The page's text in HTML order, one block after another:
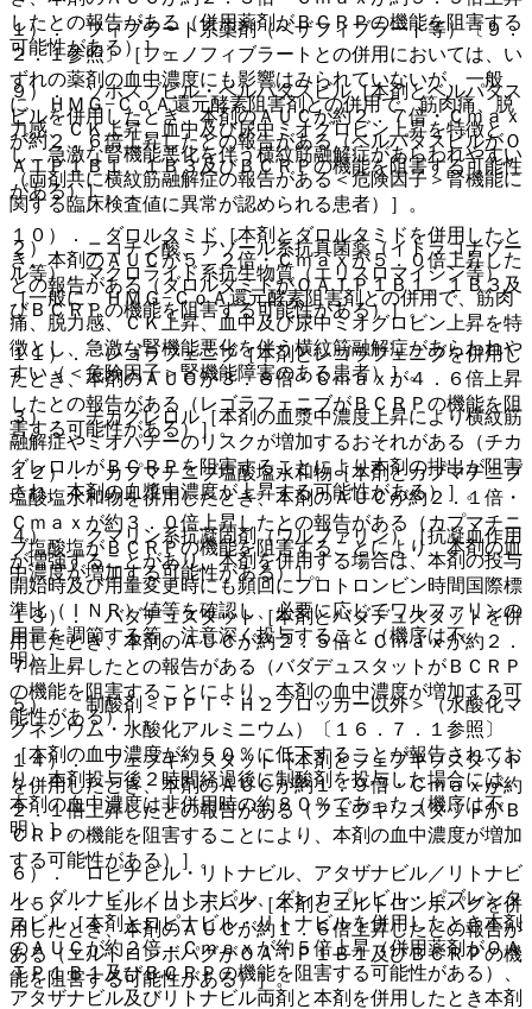
したとの報告がある（併用薬剤がＢＣＲＰの機能を阻害する
可能性がある）］。
９）． ソホスブビル・ベルパタスビル［本剤とベルパタス
ビルを併用したとき、本剤のＡＵＣが約２．７倍・Ｃｍａｘ
が約２．６倍上昇したとの報告がある（ベルパタスビルがＯ
ＡＴＰ１Ｂ１、１Ｂ３及びＢＣＲＰの機能を阻害する可能性
がある）］。
１０）． ダロルタミド［本剤とダロルタミドを併用したと
き、本剤のＡＵＣが５．２倍・Ｃｍａｘが５．０倍上昇した
との報告がある（ダロルタミドがＯＡＴＰ１Ｂ１、１Ｂ３及
びＢＣＲＰの機能を阻害する可能性がある）］。
１１）． レゴラフェニブ［本剤とレゴラフェニブを併用し
たとき、本剤のＡＵＣが３．８倍・Ｃｍａｘが４．６倍上昇
したとの報告がある（レゴラフェニブがＢＣＲＰの機能を阻
害する可能性がある）］。
１２）． カプマチニブ塩酸塩水和物［本剤とカプマチニブ
塩酸塩水和物を併用したとき、本剤のＡＵＣが約２．１倍・
Ｃｍａｘが約３．０倍上昇したとの報告がある（カプマチニ
ブ塩酸塩がＢＣＲＰの機能を阻害することにより、本剤の血
中濃度が増加する可能性がある）］。
１３）． バダデュスタット［本剤とバダデュスタットを併
用したとき、本剤のＡＵＣが約２．５倍・Ｃｍａｘが約２．
７倍上昇したとの報告がある（バダデュスタットがＢＣＲＰ
の機能を阻害することにより、本剤の血中濃度が増加する可
能性がある）］。
１４）． フェブキソスタット［本剤とフェブキソスタット
を併用したとき、本剤のＡＵＣが約１．９倍・Ｃｍａｘが約
２．１倍上昇したとの報告がある（フェブキソスタットがＢ
ＣＲＰの機能を阻害することにより、本剤の血中濃度が増加
する可能性がある）］。
１５）． エルトロンボパグ［本剤とエルトロンボパグを併
用したとき、本剤のＡＵＣが約１．６倍上昇したとの報告が
ある（エルトロンボパグがＯＡＴＰ１Ｂ１及びＢＣＲＰの機
能を阻害する可能性がある）］。
１）． フィブラート系薬剤（ベザフィブラート等）〔９．
２．１参照〕［フェノフィブラートとの併用においては、い
ずれの薬剤の血中濃度にも影響はみられていないが、一般
に、ＨＭＧ−ＣｏＡ還元酵素阻害剤との併用で、筋肉痛、脱
力感、ＣＫ上昇、血中及び尿中ミオグロビン上昇を特徴と
し、急激な腎機能悪化を伴う横紋筋融解症があらわれやすい
（両剤共に横紋筋融解症の報告がある＜危険因子＞腎機能に
関する臨床検査値に異常が認められる患者）］。
２）． ニコチン酸、アゾール系抗真菌薬（イトラコナゾー
ル等）、マクロライド系抗生物質（エリスロマイシン等）
［一般に、ＨＭＧ−ＣｏＡ還元酵素阻害剤との併用で、筋肉
痛、脱力感、ＣＫ上昇、血中及び尿中ミオグロビン上昇を特
徴とし、急激な腎機能悪化を伴う横紋筋融解症があらわれや
すい（＜危険因子＞腎機能障害のある患者）］。
３）． チカグレロル［本剤の血漿中濃度上昇により横紋筋
融解症やミオパチーのリスクが増加するおそれがある（チカ
グレロルがＢＣＲＰを阻害することにより本剤の排出が阻害
され、本剤の血漿中濃度が上昇する可能性がある）］。
４）． クマリン系抗凝固剤（ワルファリン）［抗凝血作用
が増強することがあり、本剤を併用する場合は、本剤の投与
開始時及び用量変更時にも頻回にプロトロンビン時間国際標
準比（ＩＮＲ）値等を確認し、必要に応じてワルファリンの
用量を調節する等、注意深く投与すること（機序は不
明）］。
５）． 制酸剤＜ＰＰＩ・Ｈ２ブロッカー以外＞（水酸化マ
グネシウム・水酸化アルミニウム）〔１６．７．１参照〕
［本剤の血中濃度が約５０％に低下することが報告されてお
り、本剤投与後２時間経過後に制酸剤を投与した場合には、
本剤の血中濃度は非併用時の約８０％であった（機序は不
明）］。
６）． ロピナビル・リトナビル、アタザナビル／リトナビ
ル、ダルナビル／リトナビル、グレカプレビル・ピブレンタ
スビル［本剤とロピナビル・リトナビルを併用したとき本剤
のＡＵＣが約２倍・Ｃｍａｘが約５倍上昇（併用薬剤がＯＡ
ＴＰ１Ｂ１及びＢＣＲＰの機能を阻害する可能性がある）、
アタザナビル及びリトナビル両剤と本剤を併用したとき本剤